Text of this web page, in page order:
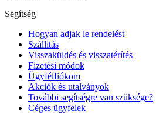
Segítség
Hogyan adjak le rendelést
Szállítás
Visszaküldés és visszatérítés
Fizetési módok
Ügyfélfiókom
Akciók és utalványok
További segítségre van szüksége?
Céges ügyfelek